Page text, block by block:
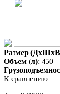
Размер
Объем (л): 450
К сравнению